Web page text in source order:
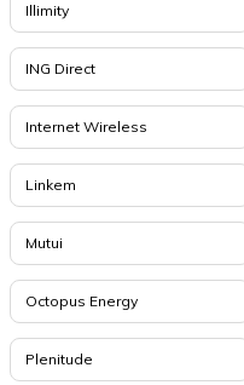
Illimity
ING Direct
Internet Wireless
Linkem
Mutui
Octopus Energy
Plenitude